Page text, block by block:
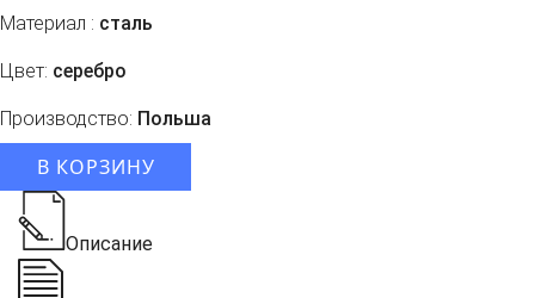
Материал : сталь
Цвет: серебро
Производство: Польша
В КОРЗИНУ
Описание